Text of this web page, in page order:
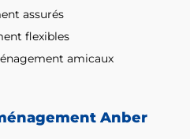
assurés
flexibles
amicaux
Anber